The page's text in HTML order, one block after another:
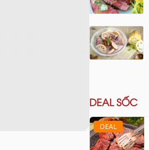
DEAL SỐC
DEAL